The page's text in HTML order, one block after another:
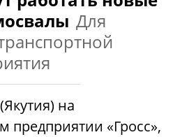
Для
на
«Гросс»,